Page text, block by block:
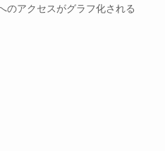
のアクセスがグラフ化される